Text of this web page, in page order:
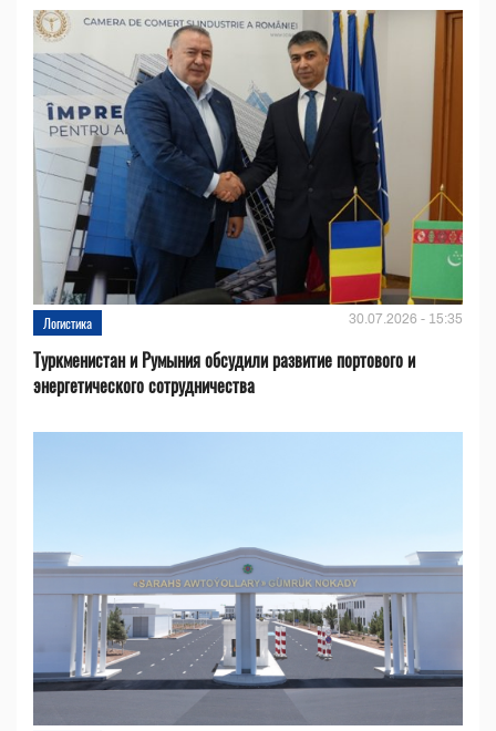
Логистика 30.07.2026 - 15:35
Туркменистан и Румыния обсудили развитие портового и
энергетического сотрудничества